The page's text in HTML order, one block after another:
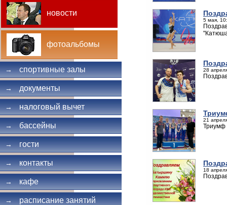
новости
фотоальбомы
→ спортивные залы
→ документы
→ налоговый вычет
→ бассейны
→ гости
→ контакты
→ кафе
→ расписание занятий
5 мая,
28
21
Триумф
18